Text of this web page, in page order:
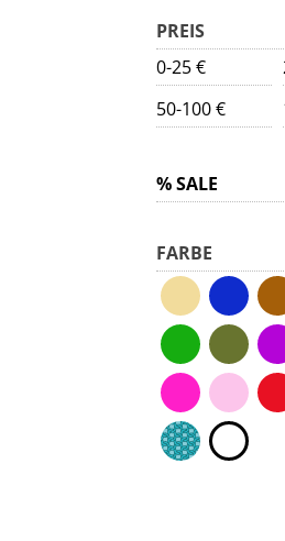
PREIS
0-25 €
50-100 €
% SALE
FARBE